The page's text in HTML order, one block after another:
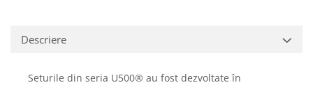
Microfoane cu fir pentru live
Microfoane pentru instrumente
Descriere
Seturile din seria U500® au fost dezvoltate în